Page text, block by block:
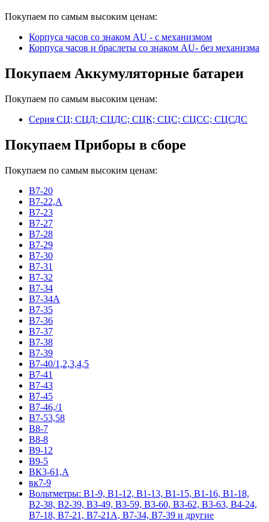
Покупаем по самым высоким ценам:
Корпуса часов cо знаком AU - с механизмом
Корпуса часов и браслеты со знаком AU- без механизма
Покупаем Аккумуляторные батареи
Покупаем по самым высоким ценам:
Серия СЦ; СЦД; СЦДС; СЦК; СЦС; СЦСС; СЦСДС
Покупаем Приборы в сборе
Покупаем по самым высоким ценам:
В7-20
В7-22,А
В7-23
В7-27
В7-28
В7-29
В7-30
В7-31
В7-32
В7-34
В7-34А
В7-35
В7-36
В7-37
В7-38
В7-39
В7-40/1,2,3,4,5
В7-41
В7-43
В7-45
В7-46,/1
В7-53,58
В8-7
В8-8
В9-12
В9-5
ВК3-61,А
вк7-9
Вольтметры: В1-9, В1-12, В1-13, В1-15, В1-16, В1-18,
В2-38, В2-39, В3-49, В3-59, В3-60, В3-62, В3-63, В4-24,
В7-18, В7-21, В7-21А, В7-34, В7-39 и другие